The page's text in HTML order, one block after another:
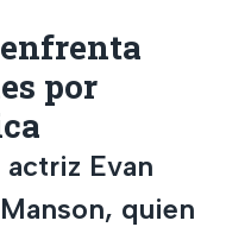
por
actriz Evan
quien